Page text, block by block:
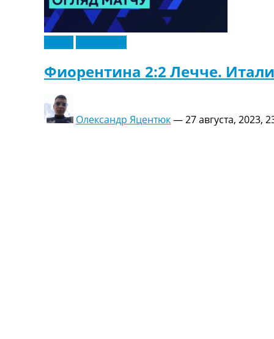
Фиорентина 2:2 Лечче.
Олександр Яцентюк—27 августа, 2023,